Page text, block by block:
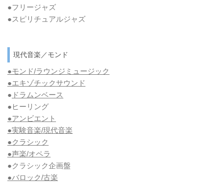
●フリージャズ
●スピリチュアルジャズ
現代音楽／モンド
●モンド/ラウンジミュージック
●エキゾチックサウンド
● ドラムンベース
●ヒーリング
●アンビエント
●実験音楽/現代音楽
●クラシック
●声楽/オペラ
●クラシック企画盤
●バロック/古楽